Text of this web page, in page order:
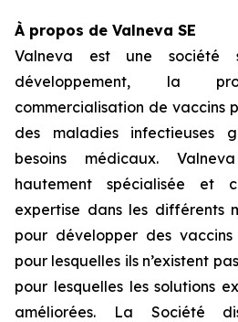
À propos de Valneva SE
Valneva est une société
développement, la
commercialisation de vaccins
des maladies infectieuses
besoins médicaux.
hautement spécialisée et
expertise dans les différents
pour développer des
pour lesquelles ils n’existent
pour lesquelles les solutions
améliorées. La Société